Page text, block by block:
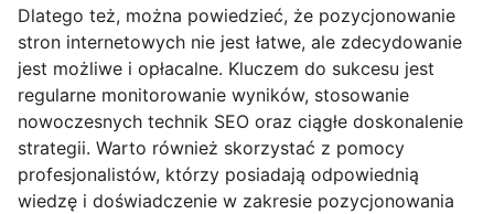
Dlatego też, można powiedzieć, że pozycjonowanie
stron internetowych nie jest łatwe, ale zdecydowanie
jest możliwe i opłacalne. Kluczem do sukcesu jest
regularne monitorowanie wyników, stosowanie
nowoczesnych technik SEO oraz ciągłe doskonalenie
strategii. Warto również skorzystać z pomocy
profesjonalistów, którzy posiadają odpowiednią
wiedzę i doświadczenie w zakresie pozycjonowania